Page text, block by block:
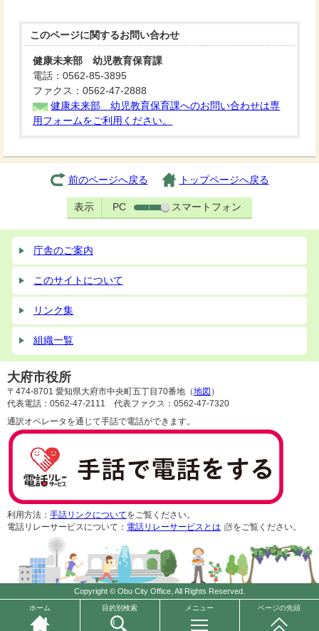
このページに関するお問い合わせ
健康未来部 幼児教育保育課
電話：0562-85-3895
ファクス：0562-47-2888
健康未来部 幼児教育保育課へのお問い合わせは専
用フォームをご利用ください。
前のページへ戻る トップページへ戻る
表示 PC スマートフォン
ホーム 目的別検索 メニュー ページの先頭
庁舎のご案内
このサイトについて
リンク集
組織一覧
大府市役所
〒474-8701 愛知県大府市中央町五丁目70番地（地図 ）
代表電話：0562-47-2111 代表ファクス：0562-47-7320
通訳オペレータを通じて手話で電話ができます。
利用方法： 手話リンクについてをご覧ください。
電話リレーサービスについて： 電話リレーサービスとは をご覧ください。
Copyright © Obu City Office, All Rights Reserved.